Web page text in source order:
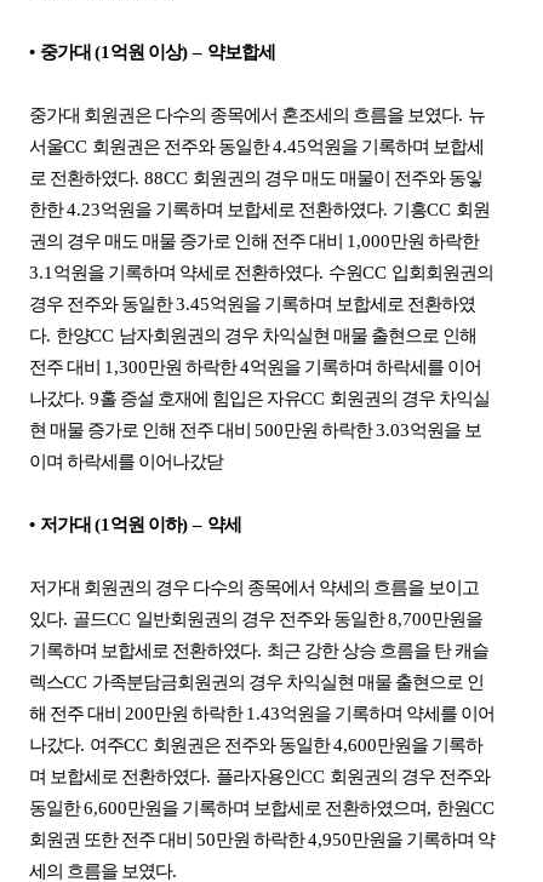
• 중가대 (1 억원 이상)– 약보합세
중가대 회원권은 다수의 종목에서 혼조세의 흐름을 보였다. 뉴
서울CC 회원권은 전주와 동일한4.45억원을 기록하며 보합세
로 전환하였다. 88CC 회원권의 경우 매도 매물이 전주와 동잏
한한4.23억원을 기록하며 보합세로 전환하였다. 기흥CC 회원
권의 경우 매도 매물 증가로 인해 전주 대비 1,000만원 하락한
3.1 억원을 기록하며 약세로 전환하였다. 수원CC 입회회원권의
경우 전주와 동일한3.45억원을 기록하며 보합세로 전환하였
다. 한양CC 남자회원권의 경우 차익실현 매물 출현으로 인해
전주 대비 1,300만원 하락한4억원을 기록하며 하락세를 이어
나갔다. 9홀 증설 호재에 힘입은 자유CC 회원권의 경우 차익실
현 매물 증가로 인해 전주 대비 500만원 하락한3.03억원을 보
이며 하락세를 이어나갔닫
• 저가대 (1 억원 이하)– 약세
저가대 회원권의 경우 다수의 종목에서 약세의 흐름을 보이고
있다. 골드CC 일반회원권의 경우 전주와 동일한8,700만원을
기록하며 보합세로 전환하였다. 최근 강한 상승 흐름을 탄 캐슬
렉스CC 가족분담금회원권의 경우 차익실현 매물 출현으로 인
해 전주 대비 200만원 하락한1.43억원을 기록하며 약세를 이어
나갔다. 여주CC 회원권은 전주와 동일한4,600만원을 기록하
며 보합세로 전환하였다. 플라자용인 CC 회원권의 경우 전주와
동일한6,600만원을 기록하며 보합세로 전환하였으며, 한원CC
회원권 또한 전주 대비 50만원 하락한4,950만원을 기록하며 약
세의 흐름을 보였다.